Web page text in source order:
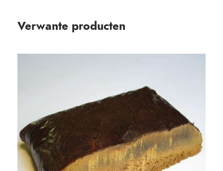
Verwante producten